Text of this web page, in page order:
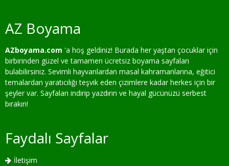
AZ Boyama
AZboyama.com 'a hoş geldiniz! Burada her yaştan çocuklar için
birbirinden güzel ve tamamen ücretsiz boyama sayfaları
bulabilirsiniz. Sevimli hayvanlardan masal kahramanlarına, eğitici
temalardan yaratıcılığı teşvik eden çizimlere kadar herkes için bir
şeyler var. Sayfaları indirip yazdırın ve hayal gücünüzü serbest
bırakın!
Faydalı Sayfalar
İletişim